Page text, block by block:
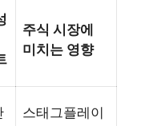
주식 시장에
미치는 영향
스태그플레이